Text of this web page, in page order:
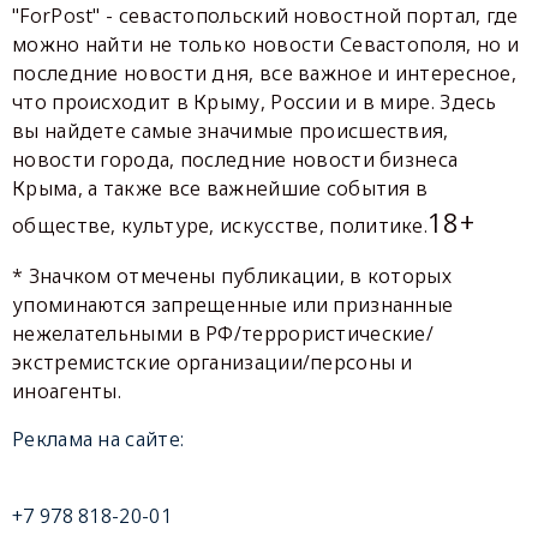
"ForPost" - севастопольский новостной портал, где
можно найти не только новости Севастополя, но и
последние новости дня, все важное и интересное,
что происходит в Крыму, России и в мире. Здесь
вы найдете самые значимые происшествия,
новости города, последние новости бизнеса
Крыма, а также все важнейшие события в
обществе, культуре, искусстве, политике.18+
* Значком отмечены публикации, в которых
упоминаются запрещенные или признанные
нежелательными в РФ/террористические/
экстремистские организации/персоны и
иноагенты.
Реклама на сайте:
+7 978 818-20-01